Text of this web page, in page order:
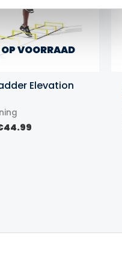
VOORRAAD
Elevation
44.99Huidige